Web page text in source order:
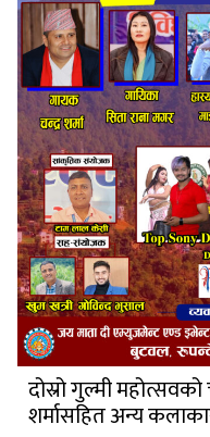
दोस्रो गुल्मी
शर्मासहित अन्य